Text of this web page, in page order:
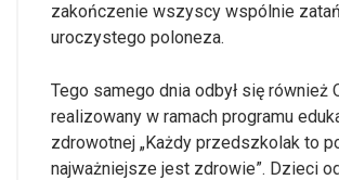
zakończenie wszyscy wspólnie
uroczystego poloneza.
Tego samego dnia odbył się również
realizowany w ramach programu
zdrowotnej „Każdy przedszkolak to
najważniejsze jest zdrowie”. Dzieci